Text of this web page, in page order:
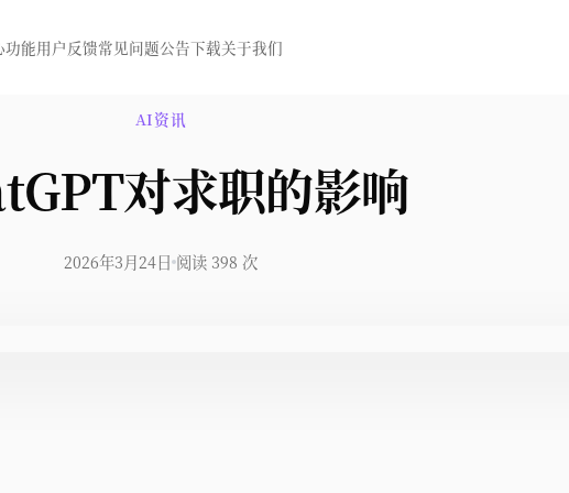
功能用户反馈常见问题公告下载关于我们
AI资讯
对求职的影响
2026年3月24日 阅读 398 次